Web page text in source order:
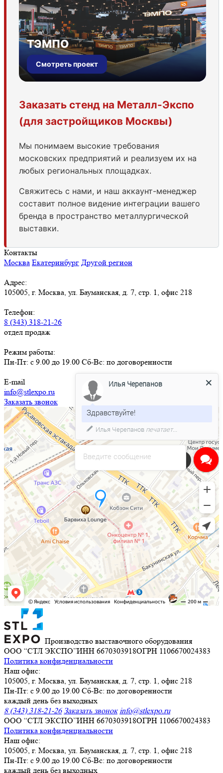
ТЭМПО
Смотреть проект
Заказать стенд на Металл-Экспо
(для застройщиков Москвы)
Мы понимаем высокие требования
московских предприятий и реализуем их на
любых региональных площадках.
Свяжитесь с нами, и наш аккаунт-менеджер
составит полное видение интеграции вашего
бренда в пространство металлургической
выставки.
Контакты
Москва Екатеринбург Другой регион
Адрес:
105005, г. Москва, ул. Бауманская, д. 7, стр. 1, офис 218
Телефон:
8 (343) 318-21-26
отдел продаж
Режим работы:
Пн-Пт: с 9.00 до 19.00 Сб-Вс: по договоренности
E-mail
info@stlexpo.ru
Заказать звонок
Производство выставочного оборудования
ООО “СТЛ ЭКСПО”ИНН 6670303918ОГРН 1106670024383
Политика конфиденциальности
Наш офис:
105005, г. Москва, ул. Бауманская, д. 7, стр. 1, офис 218
Пн-Пт: с 9.00 до 19.00 Сб-Вс: по договоренности
каждый день без выходных
8 (343) 318-21-26 Заказать звонок info@stlexpo.ru
ООО “СТЛ ЭКСПО”ИНН 6670303918ОГРН 1106670024383
Политика конфиденциальности
Наш офис:
105005, г. Москва, ул. Бауманская, д. 7, стр. 1, офис 218
Пн-Пт: с 9.00 до 19.00 Сб-Вс: по договоренности
каждый день без выходных
Напишите нам в чат
Введите сообщение
Илья Черепанов
Здравствуйте!
Илья Черепанов печатает...